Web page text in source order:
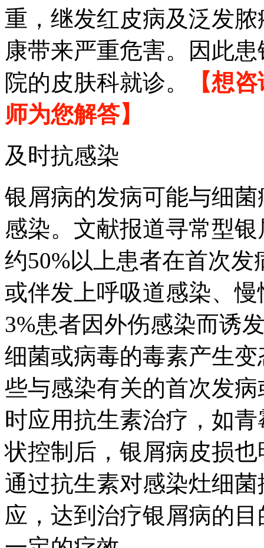
重，继发红皮病及泛发
康带来严重危害。因此
院的皮肤科就诊。
【想
师为您解答】
及时抗感染
银屑病的发病可能与细
感染。文献报道寻常型
约50%以上患者在首次
或伴发上呼吸道感染、
3%患者因外伤感染而诱
细菌或病毒的毒素产生
些与感染有关的首次发
时应用抗生素治疗，如
状控制后，银屑病皮损
通过抗生素对感染灶细
应，达到治疗银屑病的